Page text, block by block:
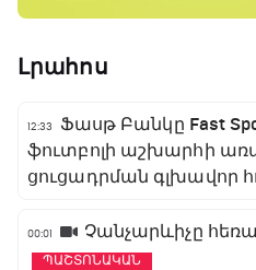
Լրահոս
12:33
Ֆասթ Բանկը Fast
ֆուտբոլի աշխարհի
ցուցադրման գլխավոր
00:01 Չանչարևիչը
ՊԱՇՏՈՆԱԿԱՆ